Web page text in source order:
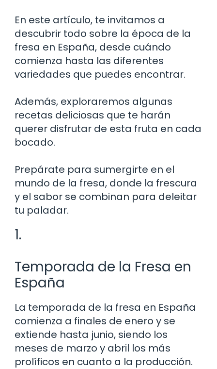
En este artículo, te invitamos a
descubrir todo sobre la época de la
fresa en España, desde cuándo
comienza hasta las diferentes
variedades que puedes encontrar.
Además, exploraremos algunas
recetas deliciosas que te harán
querer disfrutar de esta fruta en cada
bocado.
Prepárate para sumergirte en el
mundo de la fresa, donde la frescura
y el sabor se combinan para deleitar
tu paladar.
1.
Temporada de la Fresa en
España
La temporada de la fresa en España
comienza a finales de enero y se
extiende hasta junio, siendo los
meses de marzo y abril los más
prolíficos en cuanto a la producción.